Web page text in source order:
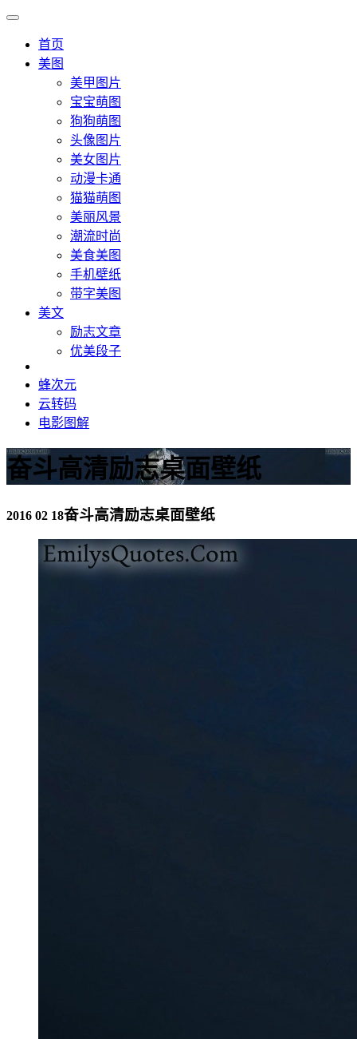
首页
美图
美甲图片
宝宝萌图
狗狗萌图
头像图片
美女图片
动漫卡通
猫猫萌图
美丽风景
潮流时尚
美食美图
手机壁纸
带字美图
美文
励志文章
优美段子
蜂次元
云转码
电影图解
奋斗高清励志桌面壁纸
2016 02 18奋斗高清励志桌面壁纸